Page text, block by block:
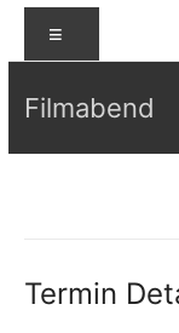
Filmabend
Termin